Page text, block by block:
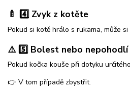
🍼 4️⃣ Zvyk z kotěte
Pokud si kotě hrálo s rukama, může
⚠️ 5️⃣ Bolest nebo nepohodlí
Pokud kočka kouše při dotyku
👉 V tom případě zbystřit.